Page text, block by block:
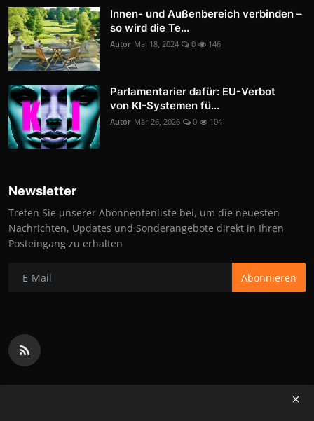
Innen- und Außenbereich verbinden –
so wird die Te...
Autor Mai 18, 2024 0 146
Parlamentarier dafür: EU-Verbot
von KI-Systemen fü...
Autor Mär 26, 2026 0 104
Newsletter
Treten Sie unserer Abonnentenliste bei, um die neuesten
Nachrichten, Updates und Sonderangebote direkt in Ihren
Posteingang zu erhalten
Abonnieren